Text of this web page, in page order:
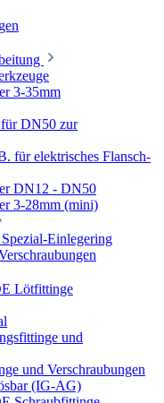
3-35mm
für DN50 zur
für elektrisches Flansch-
DN12 - DN50
3-28mm (mini)
Einlegering
Lötfittinge
und
und Verschraubungen
(IG-AG)